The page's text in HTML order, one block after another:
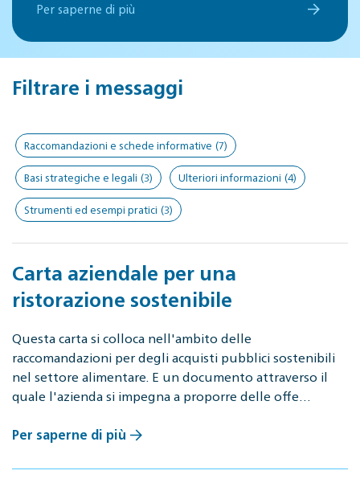
Per saperne di più
Filtrare i messaggi
Raccomandazioni e schede informative (7)
Basi strategiche e legali (3) Ulteriori informazioni (4)
Strumenti ed esempi pratici (3)
Carta aziendale per una
ristorazione sostenibile
Questa carta si colloca nell'ambito delle
raccomandazioni per degli acquisti pubblici sostenibili
nel settore alimentare. E un documento attraverso il
quale l'azienda si impegna a proporre delle offe…
Per saperne di più